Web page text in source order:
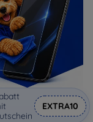
EXTRA10